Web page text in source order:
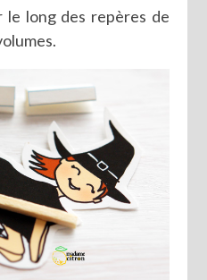
le long des repères de